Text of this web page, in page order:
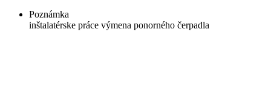
Poznámka
inštalatérske práce výmena ponorného čerpadla